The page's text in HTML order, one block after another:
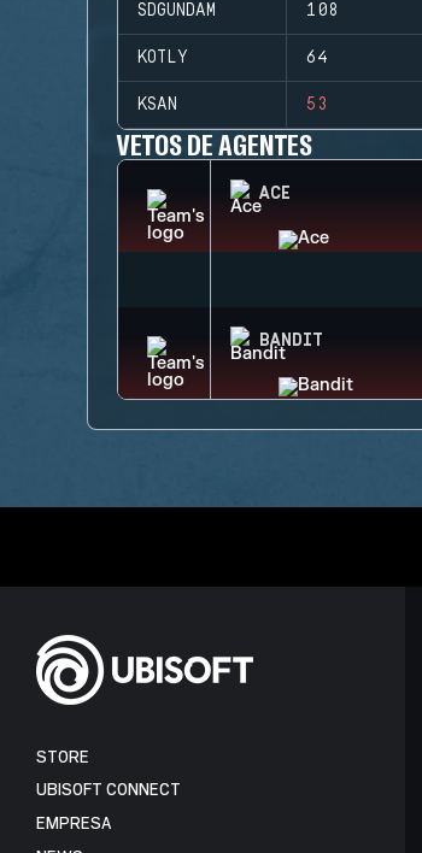
SDGUNDAM 108
KOTLY 64
KSAN 53
VETOS DE AGENTES
ACE
BANDIT
STORE
UBISOFT CONNECT
EMPRESA